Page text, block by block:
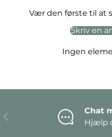
Vær den første til at
Skriv en
Ingen
Forrige
Chat
Hjælp